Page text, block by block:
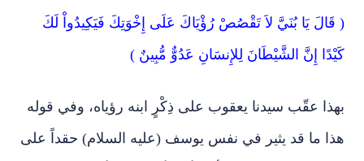
( قَالَ يَا بُنَيَّ لاَ تَقْصُصْ رُؤْيَاكَ عَلَى إِخْوَتِكَ فَيَكِيدُواْ لَكَ
كَيْدًا إِنَّ الشَّيْطَانَ لِلإِنسَانِ عَدُوٌّ مُّبِينٌ )
بهذا عقّب سيدنا يعقوب على ذِكْرٍ ابنه رؤياه، وفي قوله
هذا ما قد يثير في نفس يوسف (عليه السلام) حقداً على